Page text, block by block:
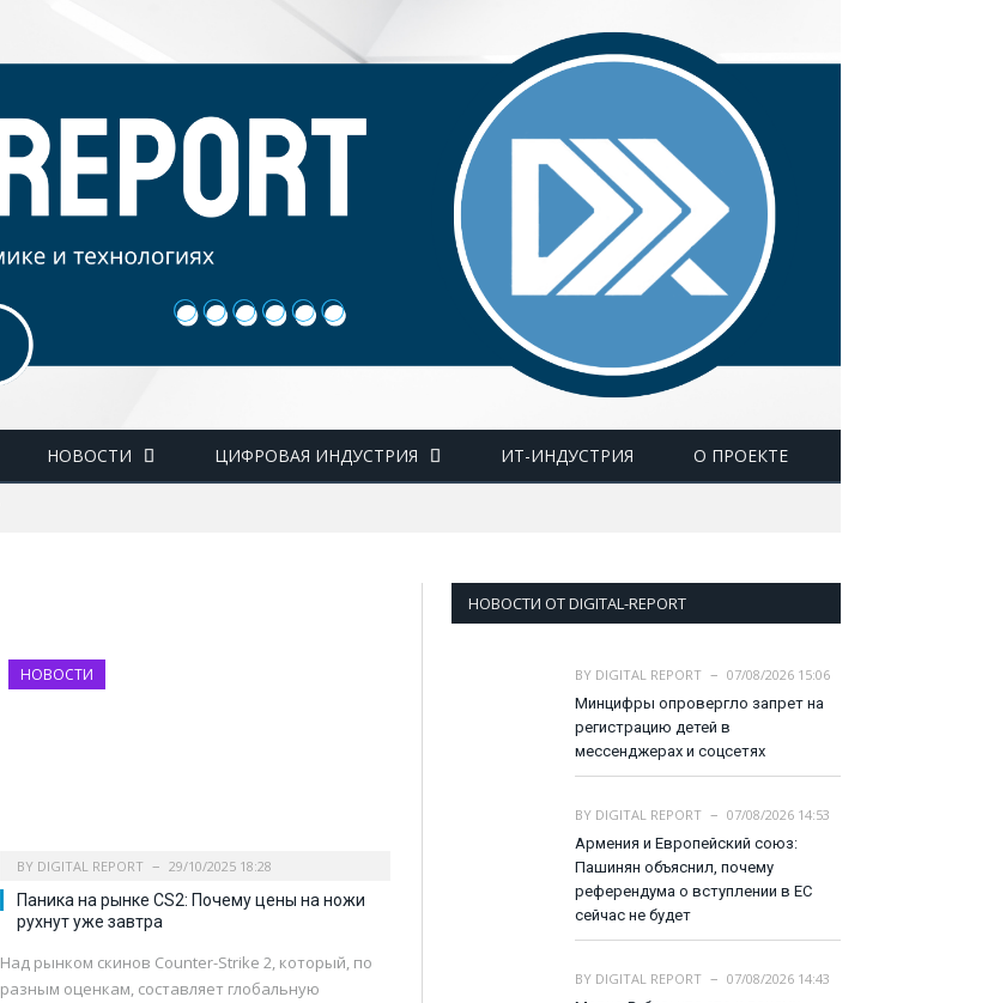
НОВОСТИ ЦИФРОВАЯ ИНДУСТРИЯ ИТ-ИНДУСТРИЯ О ПРОЕКТЕ
НОВОСТИ
BY DIGITAL REPORT 29/10/2025 18:28
Паника на рынке CS2: Почему цены на ножи
рухнут уже завтра
Над рынком скинов Counter-Strike 2, который, по
разным оценкам, составляет глобальную
НОВОСТИ ОТ DIGITAL-REPORT
BY DIGITAL REPORT
07/08/2026 15:06
Минцифры опровергло запрет на
регистрацию детей в
мессенджерах и соцсетях
BY DIGITAL REPORT
07/08/2026 14:53
Армения и Европейский союз:
Пашинян объяснил, почему
референдума о вступлении в ЕС
сейчас не будет
BY DIGITAL REPORT
07/08/2026 14:43